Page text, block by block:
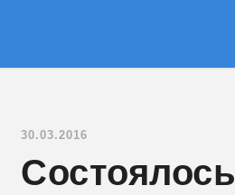
30.03.2016
Состоялось